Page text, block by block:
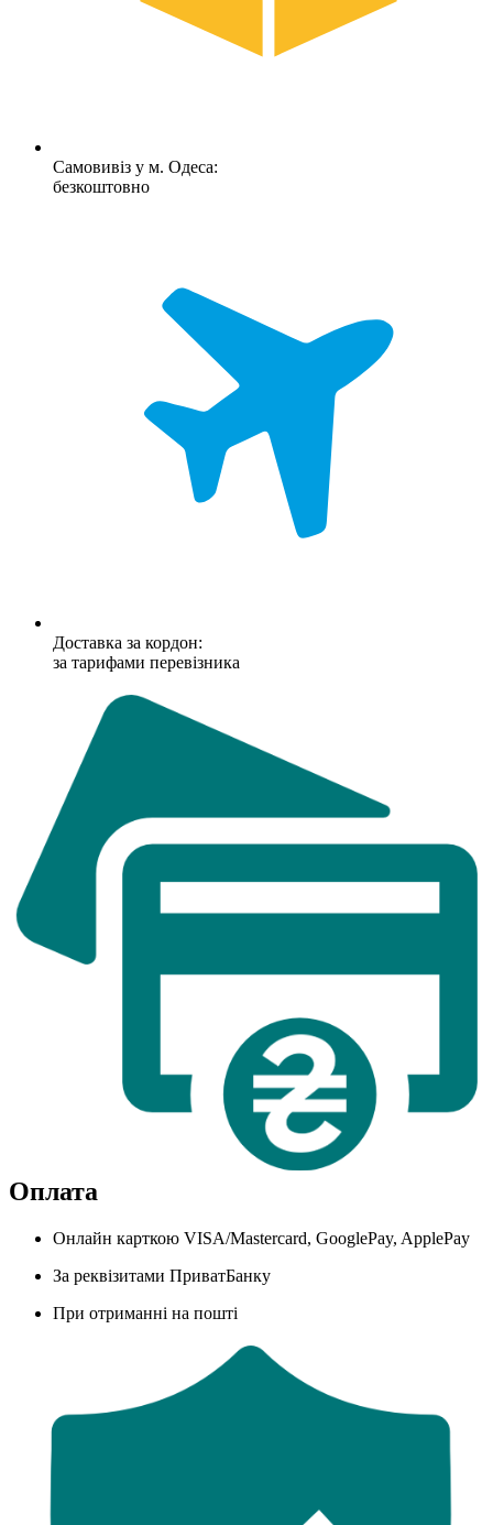
Самовивіз у м. Одеса:
безкоштовно
Доставка за кордон:
за тарифами перевізника
Оплата
Онлайн карткою VISA/Mastercard, GooglePay, ApplePay
За реквізитами ПриватБанку
При отриманні на пошті